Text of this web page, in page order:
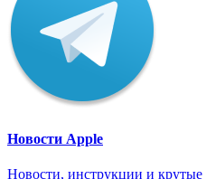
Новости Apple
Новости, инструкции и